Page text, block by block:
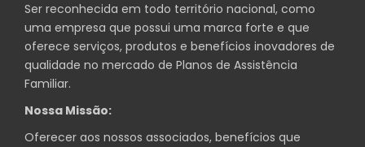
Ser reconhecida em todo território nacional, como
uma empresa que possui uma marca forte e que
oferece serviços, produtos e benefícios inovadores de
qualidade no mercado de Planos de Assistência
Familiar.
Nossa Missão:
Oferecer aos nossos associados, benefícios que